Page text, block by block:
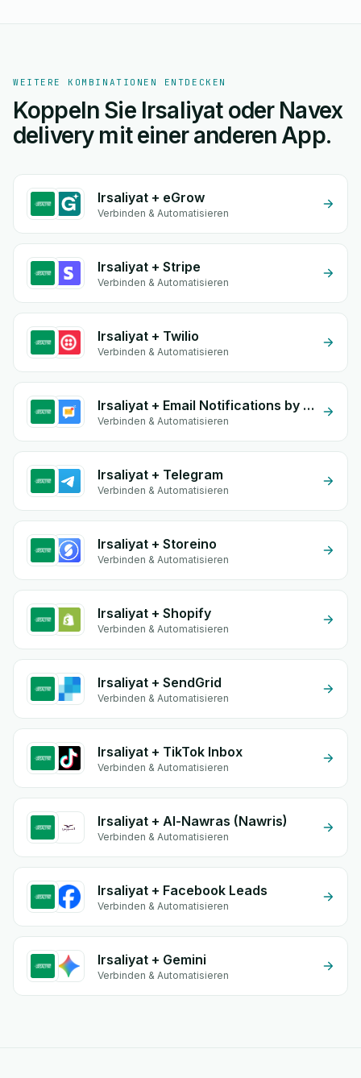
WEITERE KOMBINATIONEN ENTDECKEN
Koppeln Sie Irsaliyat oder Navex
delivery mit einer anderen App.
Irsaliyat + eGrow
Verbinden & Automatisieren
Irsaliyat + Stripe
Verbinden & Automatisieren
Irsaliyat + Twilio
Verbinden & Automatisieren
Irsaliyat + Email Notifications by eGrow
Verbinden & Automatisieren
Irsaliyat + Telegram
Verbinden & Automatisieren
Irsaliyat + Storeino
Verbinden & Automatisieren
Irsaliyat + Shopify
Verbinden & Automatisieren
Irsaliyat + SendGrid
Verbinden & Automatisieren
Irsaliyat + TikTok Inbox
Verbinden & Automatisieren
Irsaliyat + Al-Nawras (Nawris)
Verbinden & Automatisieren
Irsaliyat + Facebook Leads
Verbinden & Automatisieren
Irsaliyat + Gemini
Verbinden & Automatisieren